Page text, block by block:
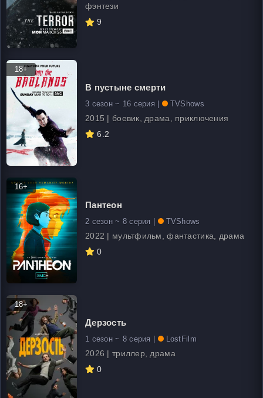
фэнтези
9
18+
В пустыне смерти
3 сезон ~ 16 серия | TVShows
2015 | боевик, драма, приключения
6.2
16+
Пантеон
2 сезон ~ 8 серия | TVShows
2022 | мультфильм, фантастика, драма
0
18+
Дерзость
1 сезон ~ 8 серия | LostFilm
2026 | триллер, драма
0